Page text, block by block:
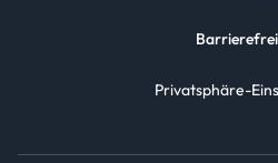
Privatsphäre-